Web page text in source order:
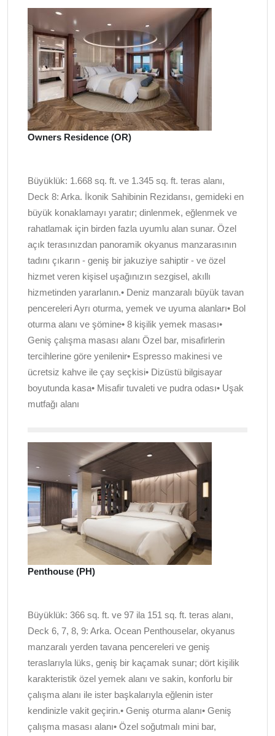
Owners Residence (OR)
Büyüklük: 1.668 sq. ft. ve 1.345 sq. ft. teras alanı,
Deck 8: Arka. İkonik Sahibinin Rezidansı, gemideki en
büyük konaklamayı yaratır; dinlenmek, eğlenmek ve
rahatlamak için birden fazla uyumlu alan sunar. Özel
açık terasınızdan panoramik okyanus manzarasının
tadını çıkarın - geniş bir jakuziye sahiptir - ve özel
hizmet veren kişisel uşağınızın sezgisel, akıllı
hizmetinden yararlanın.• Deniz manzaralı büyük tavan
pencereleri Ayrı oturma, yemek ve uyuma alanları• Bol
oturma alanı ve şömine• 8 kişilik yemek masası•
Geniş çalışma masası alanı Özel bar, misafirlerin
tercihlerine göre yenilenir• Espresso makinesi ve
ücretsiz kahve ile çay seçkisi• Dizüstü bilgisayar
boyutunda kasa• Misafir tuvaleti ve pudra odası• Uşak
mutfağı alanı
Penthouse (PH)
Büyüklük: 366 sq. ft. ve 97 ila 151 sq. ft. teras alanı,
Deck 6, 7, 8, 9: Arka. Ocean Penthouselar, okyanus
manzaralı yerden tavana pencereleri ve geniş
teraslarıyla lüks, geniş bir kaçamak sunar; dört kişilik
karakteristik özel yemek alanı ve sakin, konforlu bir
çalışma alanı ile ister başkalarıyla eğlenin ister
kendinizle vakit geçirin.• Geniş oturma alanı• Geniş
çalışma masası alanı• Özel soğutmalı mini bar,